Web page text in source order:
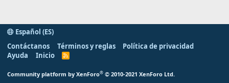
Español (ES)
Contáctanos
Términos y reglas
Política de privacidad
Ayuda
Inicio
R
Community platform by XenForo® © 2010-2021 XenForo Ltd.